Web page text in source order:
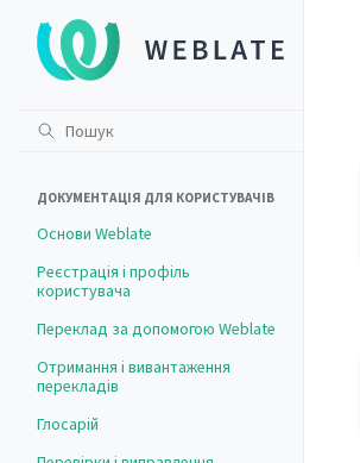
ДОКУМЕНТАЦІЯ ДЛЯ КОРИСТУВАЧІВ
Основи Weblate
Реєстрація і профіль
користувача
Переклад за допомогою Weblate
Отримання і вивантаження
перекладів
Глосарій